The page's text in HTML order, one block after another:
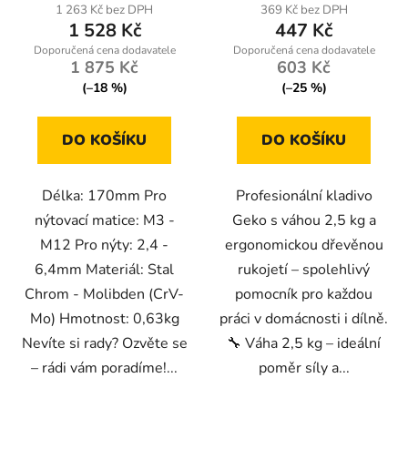
1 263 Kč bez DPH
1 528 Kč
1 875 Kč
(–18 %)
DO KOŠÍKU
Délka: 170mm Pro
nýtovací matice: M3 -
M12 Pro nýty: 2,4 -
6,4mm Materiál: Stal
Chrom - Molibden (CrV-
Mo) Hmotnost: 0,63kg
Nevíte si rady? Ozvěte se
– rádi vám poradíme!...
369 Kč bez DPH
447 Kč
603 Kč
(–25 %)
DO KOŠÍKU
Profesionální kladivo
Geko s váhou 2,5 kg a
ergonomickou dřevěnou
rukojetí – spolehlivý
pomocník pro každou
práci v domácnosti i dílně.
🔧 Váha 2,5 kg – ideální
poměr síly a...